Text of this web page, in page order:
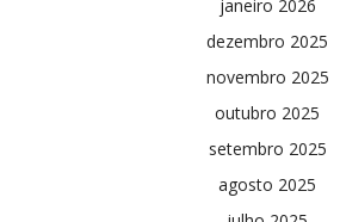
janeiro 2026
dezembro 2025
novembro 2025
outubro 2025
setembro 2025
agosto 2025